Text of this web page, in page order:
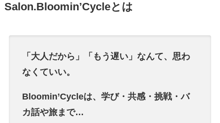
Salon.Bloomin’Cycleとは
「大人だから」「もう遅い」なんて、思わ
なくていい。
Bloomin’Cycleは、学び・共感・挑戦・バ
カ話や旅まで…